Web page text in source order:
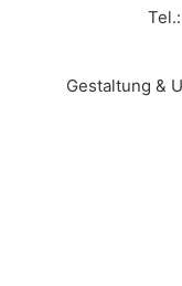
Gestaltung &